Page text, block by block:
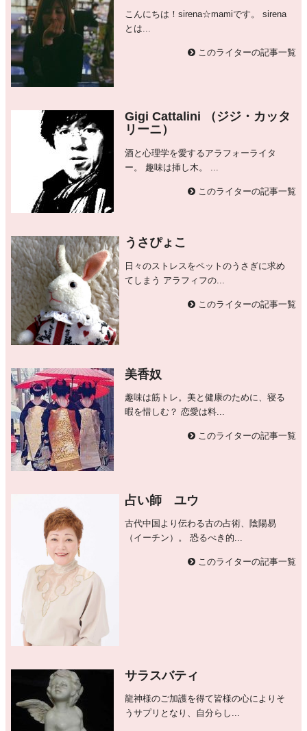
こんにちは！sirena☆mamiです。 sirena
とは...
このライターの記事一覧
Gigi Cattalini （ジジ・カッタ
リーニ）
酒と心理学を愛するアラフォーライタ
ー。 趣味は挿し木。 ...
このライターの記事一覧
うさぴょこ
日々のストレスをペットのうさぎに求め
てしまう アラフィフの...
このライターの記事一覧
美香奴
趣味は筋トレ。美と健康のために、寝る
暇を惜しむ？ 恋愛は料...
このライターの記事一覧
占い師 ユウ
古代中国より伝わる古の占術、陰陽易
（イーチン）。 恐るべき的...
このライターの記事一覧
サラスバティ
龍神様のご加護を得て皆様の心によりそ
うサプリとなり、自分らし...